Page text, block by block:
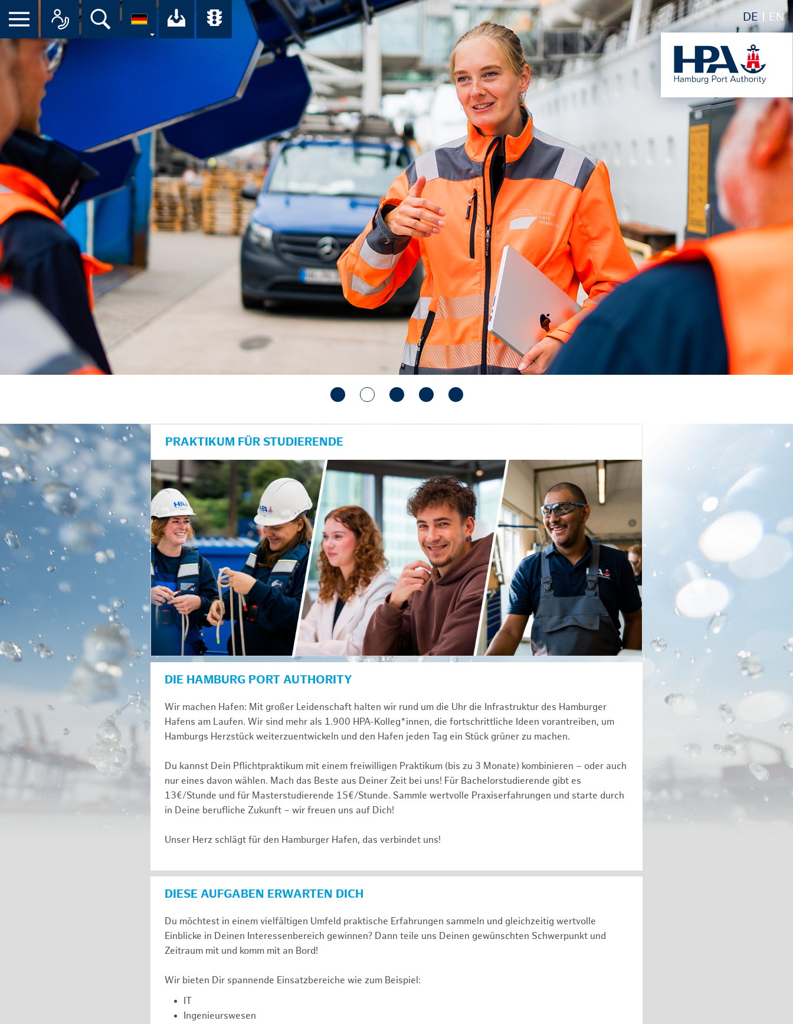
DE EN
Suche Ihr Download-Center der HPA
Übersicht aller Verkehrsmeldungen im Hafen am
PRAKTIKUM FÜR STUDIERENDE
DIE HAMBURG PORT AUTHORITY
Wir machen Hafen: Mit großer Leidenschaft halten wir rund um die Uhr die Infrastruktur des Hamburger
Hafens am Laufen. Wir sind mehr als 1.900 HPA-Kolleg*innen, die fortschrittliche Ideen vorantreiben, um
Hamburgs Herzstück weiterzuentwickeln und den Hafen jeden Tag ein Stück grüner zu machen.
Du kannst Dein Pflichtpraktikum mit einem freiwilligen Praktikum (bis zu 3 Monate) kombinieren – oder auch
nur eines davon wählen. Mach das Beste aus Deiner Zeit bei uns! Für Bachelorstudierende gibt es
13€/Stunde und für Masterstudierende 15€/Stunde. Sammle wertvolle Praxiserfahrungen und starte durch
in Deine berufliche Zukunft – wir freuen uns auf Dich!
Unser Herz schlägt für den Hamburger Hafen, das verbindet uns!
DIESE AUFGABEN ERWARTEN DICH
Du möchtest in einem vielfältigen Umfeld praktische Erfahrungen sammeln und gleichzeitig wertvolle
Einblicke in Deinen Interessenbereich gewinnen? Dann teile uns Deinen gewünschten Schwerpunkt und
Zeitraum mit und komm mit an Bord!
Wir bieten Dir spannende Einsatzbereiche wie zum Beispiel:
IT
Ingenieurswesen